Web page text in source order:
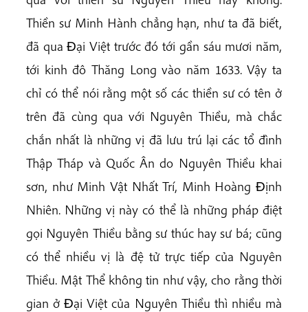
Thiền sư Minh Hành chẳng hạn, như ta đã biết,
đã qua Ðại Việt trước đó tới gần sáu mươi năm,
tới kinh đô Thăng Long vào năm 1633. Vậy ta
chỉ có thể nói rằng một số các thiền sư có tên ở
trên đã cùng qua với Nguyên Thiều, mà chắc
chắn nhất là những vị đã lưu trú lại các tổ đình
Thập Tháp và Quốc Ân do Nguyên Thiều khai
sơn, như Minh Vật Nhất Trí, Minh Hoàng Ðịnh
Nhiên. Những vị này có thể là những pháp điệt
gọi Nguyên Thiều bằng sư thúc hay sư bá; cũng
có thể nhiều vị là đệ tử trực tiếp của Nguyên
Thiều. Mật Thể không tin như vậy, cho rằng thời
gian ở Ðại Việt của Nguyên Thiều thì nhiều mà